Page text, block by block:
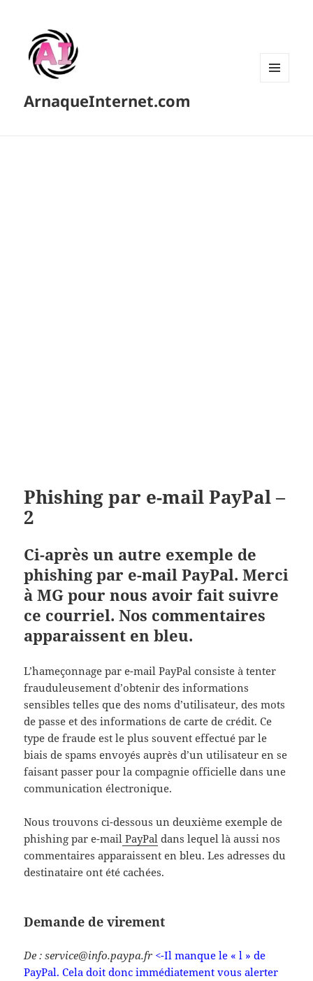
ArnaqueInternet.com
Phishing par e-mail PayPal –
2
Ci-après un autre exemple de
phishing par e-mail PayPal. Merci
à MG pour nous avoir fait suivre
ce courriel. Nos commentaires
apparaissent en bleu.
L’hameçonnage par e-mail PayPal consiste à tenter
frauduleusement d’obtenir des informations
sensibles telles que des noms d’utilisateur, des mots
de passe et des informations de carte de crédit. Ce
type de fraude est le plus souvent effectué par le
biais de spams envoyés auprès d’un utilisateur en se
faisant passer pour la compagnie officielle dans une
communication électronique.
Nous trouvons ci-dessous un deuxième exemple de
phishing par e-mail PayPal dans lequel là aussi nos
commentaires apparaissent en bleu. Les adresses du
destinataire ont été cachées.
Demande de virement
De : service@info.paypa.fr <-Il manque le « l » de
PayPal. Cela doit donc immédiatement vous alerter